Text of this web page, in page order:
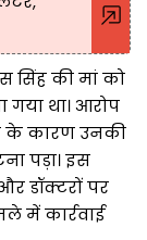
सिंह की मां को
था। आरोप
के कारण उनकी
पड़ा। इस
डॉक्टरों पर
में कार्रवाई